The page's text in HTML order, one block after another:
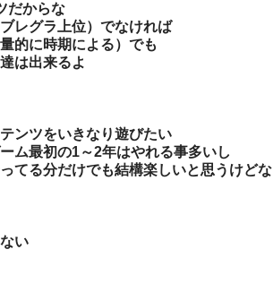
だからな
レグラ上位）でなければ
的に時期による）でも
は出来るよ
ンツをいきなり遊びたい
ム最初の1～2年はやれる事多いし
てる分だけでも結構楽しいと思うけどな
い